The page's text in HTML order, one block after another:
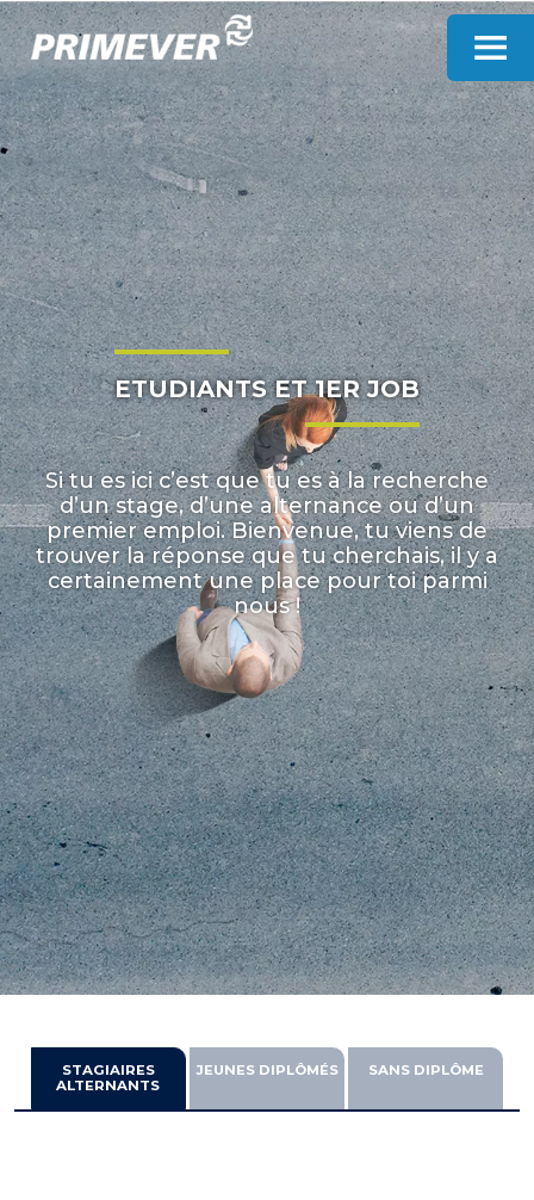
ETUDIANTS ET 1ER JOB
Si tu es ici c’est que tu es à la recherche
d’un stage, d’une alternance ou d’un
premier emploi. Bienvenue, tu viens de
trouver la réponse que tu cherchais, il y a
certainement une place pour toi parmi
nous !
STAGIAIRES
ALTERNANTS
JEUNES DIPLÔMÉS SANS DIPLÔME
Panneau de gestion des cookies